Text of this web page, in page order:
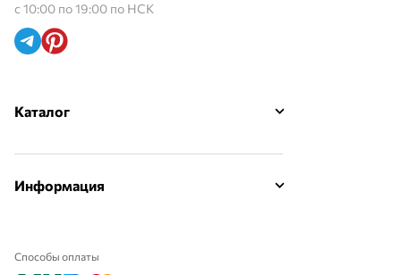
с 10:00 по 19:00 по НСК
Каталог
Информация
Способы оплаты